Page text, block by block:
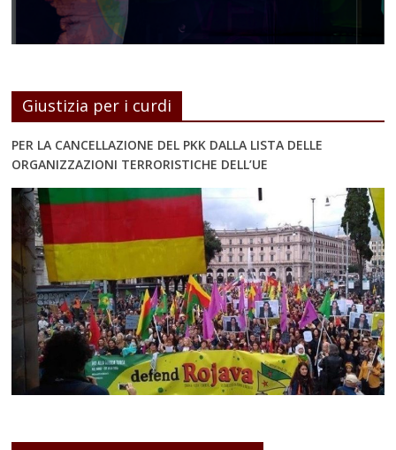
Giustizia per i curdi
PER LA CANCELLAZIONE DEL PKK DALLA LISTA DELLE
ORGANIZZAZIONI TERRORISTICHE DELL’UE